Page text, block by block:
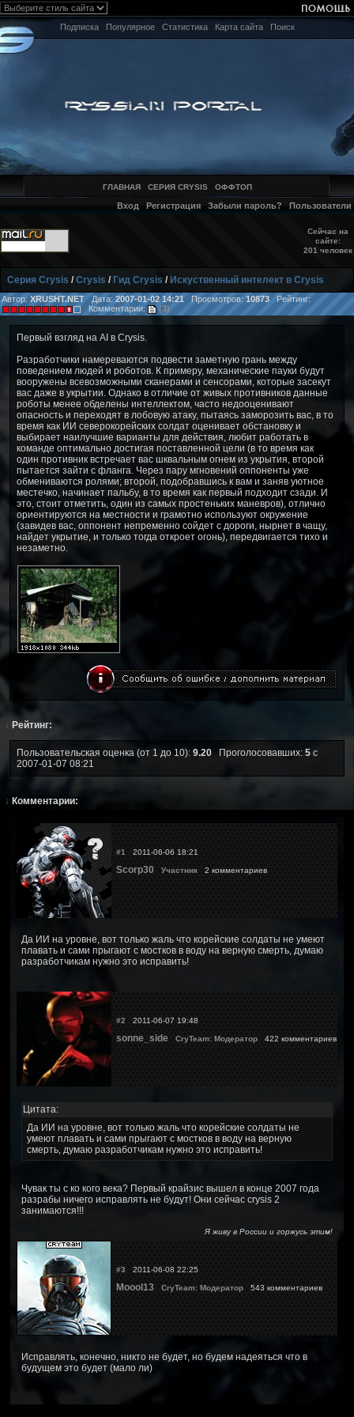
Подписка Популярное Статистика Карта сайта Поиск
ГЛАВНАЯ СЕРИЯ CRYSIS ОФФТОП
Вход Регистрация Забыли пароль? Пользователи
Сейчас на
сайте:
201 человек
Серия Crysis /Crysis / Гид Crysis / Искуственный интелект в Crysis
Автор: XRUSHT.NET Дата:2007-01-02 14:21Просмотров:10873Рейтинг:
Комментарии:
(3)
Первый взгляд на AI в Crysis.
Разработчики намереваются подвести заметную грань между
поведением людей и роботов. К примеру, механические пауки будут
вооружены всевозможными сканерами и сенсорами, которые засекут
вас даже в укрытии. Однако в отличие от живых противников данные
роботы менее обделены интеллектом, часто недооценивают
опасность и переходят в лобовую атаку, пытаясь заморозить вас, в то
время как ИИ северокорейских солдат оценивает обстановку и
выбирает наилучшие варианты для действия, любит работать в
команде оптимально достигая поставленной цели (в то время как
один противник встречает вас шквальным огнем из укрытия, второй
пытается зайти с фланга. Через пару мгновений оппоненты уже
обмениваются ролями; второй, подобравшись к вам и заняв уютное
местечко, начинает пальбу, в то время как первый подходит сзади. И
это, стоит отметить, один из самых простеньких маневров), отлично
ориентируются на местности и грамотно используют окружение
(завидев вас, оппонент непременно сойдет с дороги, нырнет в чащу,
найдет укрытие, и только тогда откроет огонь), передвигается тихо и
незаметно.
↓ Рейтинг:
Пользовательская оценка (от 1 до 10): 9.20 Проголосовавших: 5 с
2007-01-07 08:21
↓ Комментарии:
#1 2011-06-06 18:21
Scorp30 Участник 2 комментариев
Да ИИ на уровне, вот только жаль что корейские солдаты не умеют
плавать и сами прыгают с мостков в воду на верную смерть, думаю
разработчикам нужно это исправить!
#2 2011-06-07 19:48
sonne_side CryTeam: Модератор 422 комментариев
Цитата:
Да ИИ на уровне, вот только жаль что корейские солдаты не
умеют плавать и сами прыгают с мостков в воду на верную
смерть, думаю разработчикам нужно это исправить!
Чувак ты с ко кого века? Первый крайзис вышел в конце 2007 года
разрабы ничего исправлять не будут! Они сейчас crysis 2
занимаются!!!
Я живу в России и горжусь этим!
#3 2011-06-08 22:25
Moool13 CryTeam: Модератор 543 комментариев
Исправлять, конечно, никто не будет, но будем надеяться что в
будущем это будет (мало ли)